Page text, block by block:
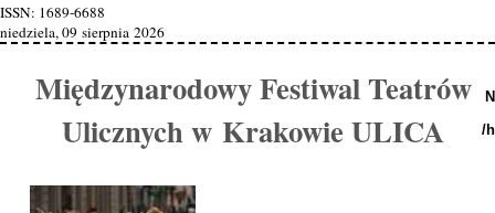
ISSN: 1689-6688
niedziela, 09 sierpnia 2026
Międzynarodowy Festiwal Teatrów
Ulicznych w Krakowie ULICA
/